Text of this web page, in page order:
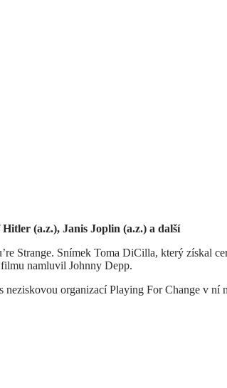
(a.z.), Janis Joplin (a.z.) a další
Strange. Snímek Toma DiCilla, který získal
namluvil Johnny Depp.
organizací Playing For Change v ní